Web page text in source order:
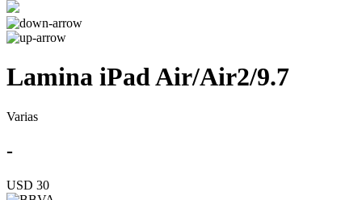
Lamina iPad Air/Air2/9.7
Varias
-
USD 30